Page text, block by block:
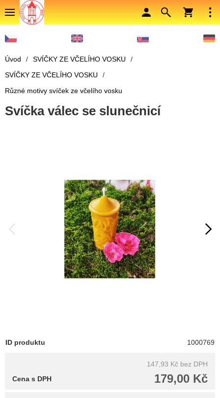
Úvod / SVÍČKY ZE VČELÍHO VOSKU
/
SVÍČKY ZE VČELÍHO VOSKU
/
Různé motivy svíček ze včelího vosku
Svíčka válec se slunečnicí
ID produktu 1000769
147,93 Kč bez DPH
179,00 Kč
Cena s DPH